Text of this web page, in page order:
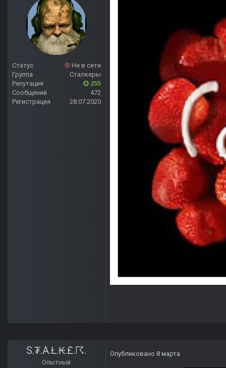
Статус
Не в сети
Группа
Сталкеры
Репутация
255
Сообщений
472
Регистрация
28.07.2020
S.₮.A.Ł.₭.£.☈.
Опытный
Опубликовано 8 марта